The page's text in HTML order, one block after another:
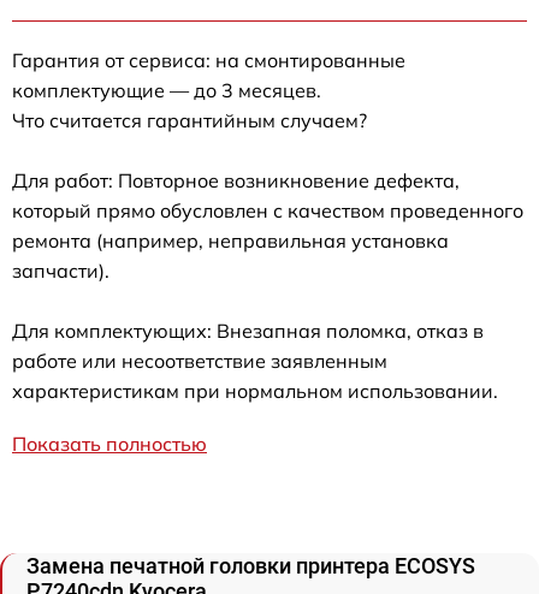
Гарантия от сервиса: на смонтированные
комплектующие — до 3 месяцев.
Что считается гарантийным случаем?
Для работ: Повторное возникновение дефекта,
который прямо обусловлен с качеством проведенного
ремонта (например, неправильная установка
запчасти).
Для комплектующих: Внезапная поломка, отказ в
работе или несоответствие заявленным
характеристикам при нормальном использовании.
Показать полностью
Замена печатной головки принтера ECOSYS